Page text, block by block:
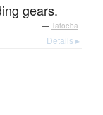
gears.
— Tatoeba
Details ▸